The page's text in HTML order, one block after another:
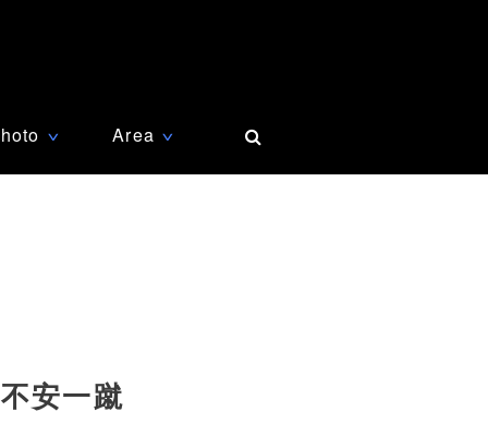
∨ Area ∨
安一蹴